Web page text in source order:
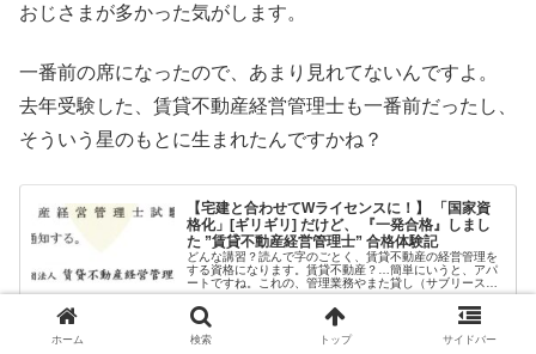
おじさまが多かった気がします。
一番前の席になったので、あまり見れてないんですよ。
去年受験した、賃貸不動産経営管理士も一番前だったし、
そういう星のもとに生まれたんですかね？
【宅建と合わせてWライセンスに！】 「国家資
格化」[ギリギリ] だけど、 『一発合格』しまし
た ”賃貸不動産経営管理士” 合格体験記
どんな講習？読んで字のごとく、賃貸不動産の経営管理を
する資格になります。賃貸不動産？…簡単にいうと、アパ
ートですね。これの、管理業務やまた貸し（サブリース）
をするのに必要になります。現在は、この資格がなくても
宅建を持ってれば、指定講習を修了...
manami-project.com 2024.01.20
ホーム 検索 トップ サイドバー